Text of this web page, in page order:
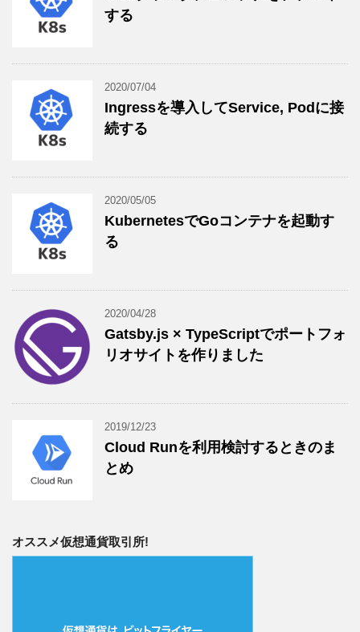
する
2020/07/04
Ingressを導入してService, Podに接
続する
2020/05/05
KubernetesでGoコンテナを起動す
る
2020/04/28
Gatsby.js × TypeScriptでポートフォ
リオサイトを作りました
2019/12/23
Cloud Runを利用検討するときのま
とめ
オススメ仮想通貨取引所!